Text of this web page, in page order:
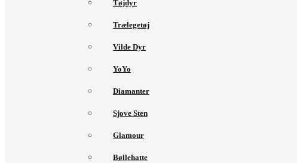
Tøjdyr
Trælegetøj
Vilde Dyr
YoYo
Diamanter
Sjove Sten
Glamour
Bøllehatte